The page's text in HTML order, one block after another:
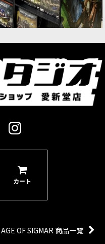
カート
AGE OF SIGMAR 商品一覧